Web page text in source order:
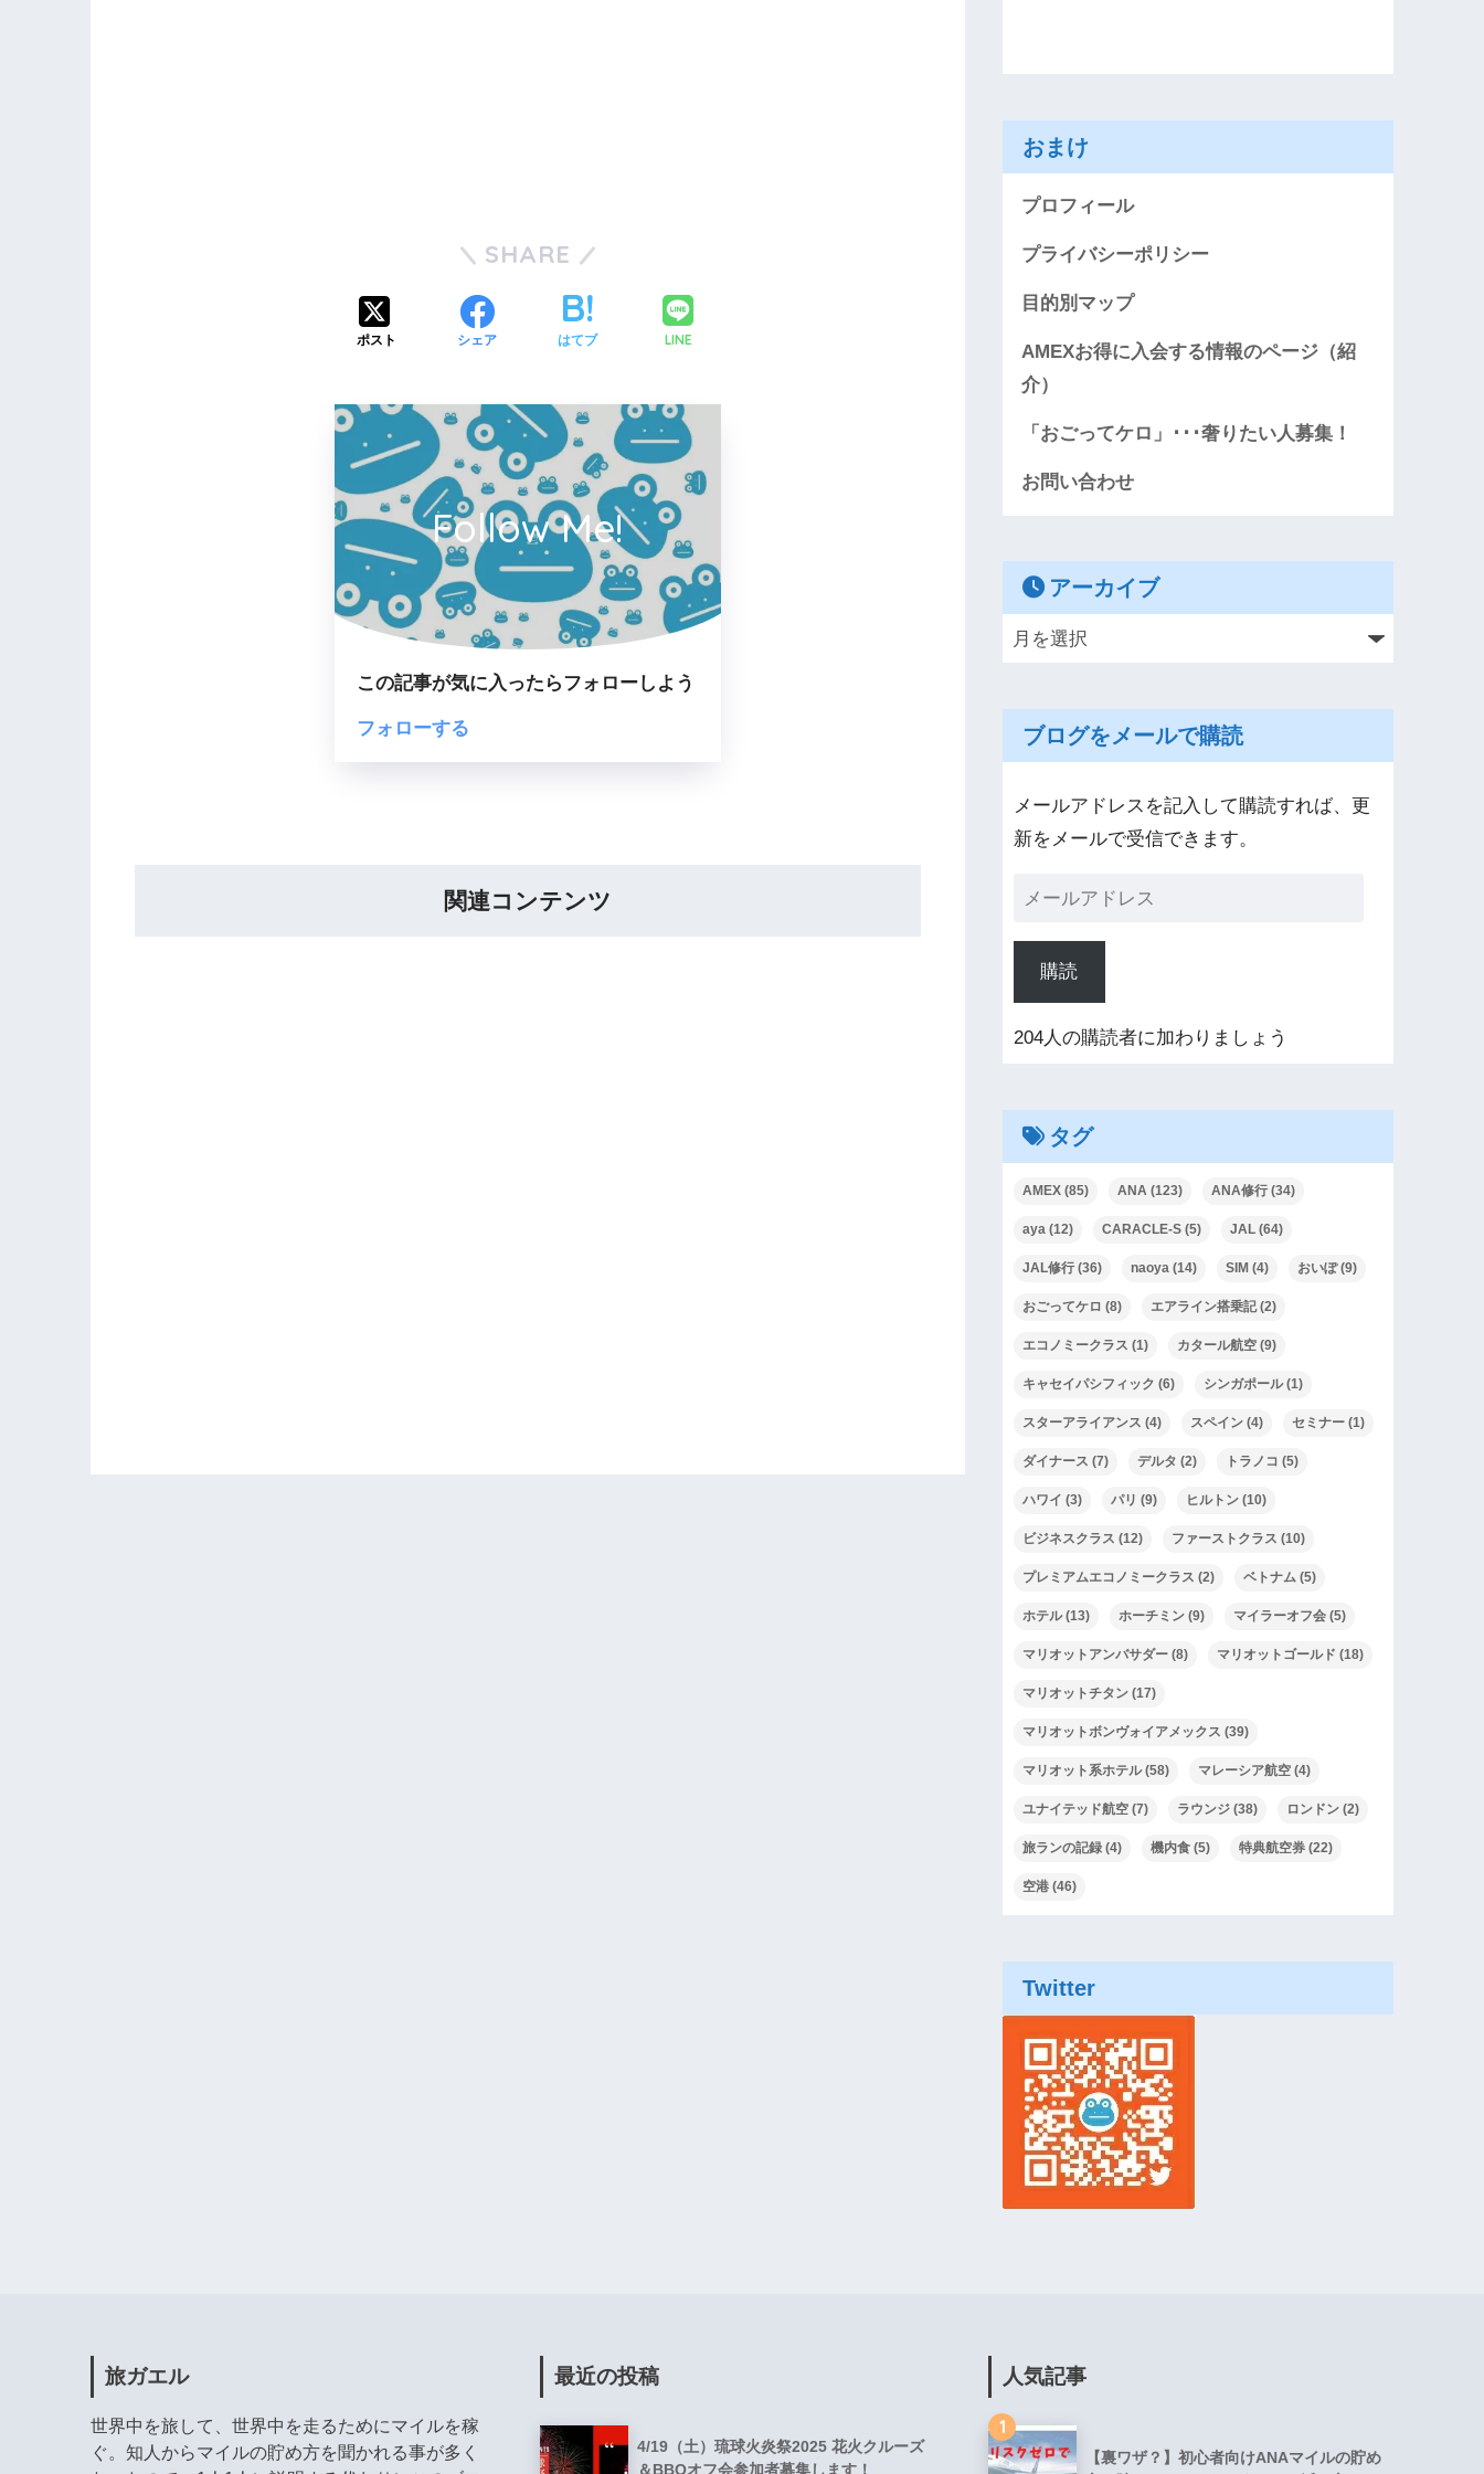
SHARE
ポスト シェア はてブ LINE
Follow Me!
この記事が気に入ったらフォローしよう
フォローする
関連コンテンツ
おまけ
プロフィール
プライバシーポリシー
目的別マップ
AMEXお得に入会する情報のページ（紹
介）
「おごってケロ」･･･奢りたい人募集！
お問い合わせ
アーカイブ
ブログをメールで購読
メールアドレスを記入して購読すれば、更
新をメールで受信できます。
購読
204人の購読者に加わりましょう
タグ
AMEX (85) ANA (123) ANA修行 (34)
aya (12) CARACLE-S (5) JAL (64)
JAL修行 (36) naoya (14) SIM (4) おいぽ(9)
おごってケロ (8) エアライン搭乗記(2)
エコノミークラス (1) カタール航空 (9)
キャセイパシフィック (6) シンガポール(1)
スターアライアンス (4) スペイン (4) セミナー (1)
ダイナース (7) デルタ (2) トラノコ (5)
ハワイ (3) パリ (9) ヒルトン (10)
ビジネスクラス (12) ファーストクラス (10)
プレミアムエコノミークラス (2) ベトナム (5)
ホテル(13) ホーチミン (9) マイラーオフ会 (5)
マリオットアンバサダー (8) マリオットゴールド (18)
マリオットチタン (17)
マリオットボンヴォイアメックス (39)
マリオット系ホテル(58) マレーシア航空 (4)
ユナイテッド航空 (7) ラウンジ (38) ロンドン (2)
旅ランの記録 (4) 機内食 (5) 特典航空券 (22)
空港 (46)
Twitter
旅ガエル
世界中を旅して、世界中を走るためにマイルを稼
ぐ。知人からマイルの貯め方を聞かれる事が多く
最近の投稿
4/19（土）琉球火炎祭2025 花火クルーズ
＆BBQオフ会参加者募集します！
人気記事
1
【裏ワザ？】初心者向けANAマイルの貯め